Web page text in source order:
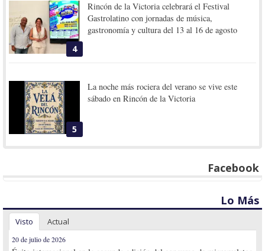
4
Rincón de la Victoria celebrará el Festival
Gastrolatino con jornadas de música,
gastronomía y cultura del 13 al 16 de agosto
5
La noche más rociera del verano se vive este
sábado en Rincón de la Victoria
Facebook
Lo Más
Visto Actual
20 de julio de 2026